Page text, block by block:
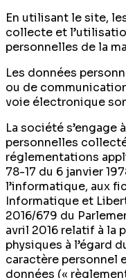
En utilisant le site,
collecte et
personnelles de la
Les données
ou de
voie électronique
La société s’engage
personnelles
réglementations
78-17 du 6 janvier
l’informatique, aux
Informatique et
2016/679 du
avril 2016 relatif à la
physiques à l’égard
caractère personnel
données («